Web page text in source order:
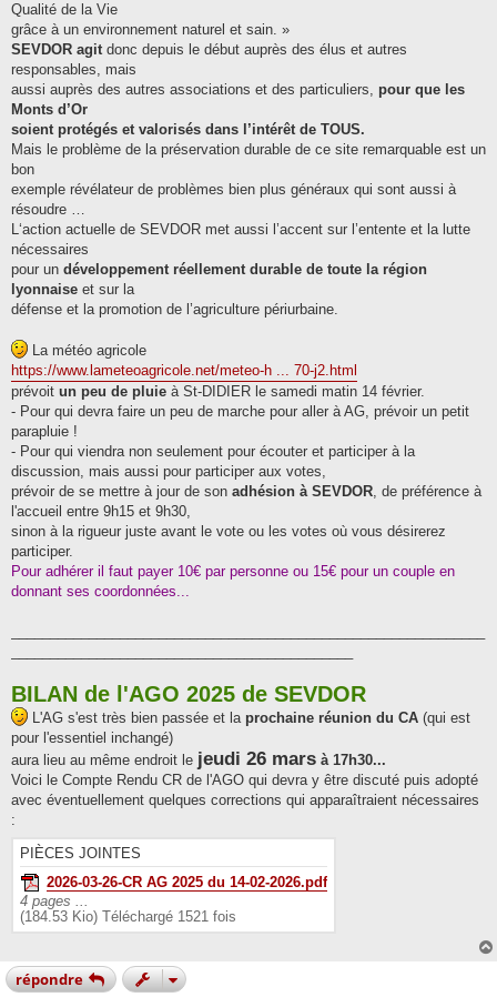
Qualité de la Vie
grâce à un environnement naturel et sain. »
SEVDOR agitdonc depuis le début auprès des élus et autres
responsables, mais
aussi auprès des autres associations et des particuliers, pour que les
Monts d’Or
soient protégés et valorisés dans l’intérêt de TOUS.
Mais le problème de la préservation durable de ce site remarquable est un
bon
exemple révélateur de problèmes bien plus généraux qui sont aussi à
résoudre …
L‘action actuelle de SEVDOR met aussi l’accent sur l’entente et la lutte
nécessaires
pour un développement réellement durable de toute la région
lyonnaise et sur la
défense et la promotion de l’agriculture périurbaine.
La météo agricole
https://www.lameteoagricole.net/meteo-h ... 70-j2.html
prévoit un peu de pluie à St-DIDIER le samedi matin 14 février.
- Pour qui devra faire un peu de marche pour aller à AG, prévoir un petit
parapluie !
- Pour qui viendra non seulement pour écouter et participer à la
discussion, mais aussi pour participer aux votes,
prévoir de se mettre à jour de son adhésion à SEVDOR, de préférence à
l'accueil entre 9h15 et 9h30,
sinon à la rigueur juste avant le vote ou les votes où vous désirerez
participer.
Pour adhérer il faut payer 10€ par personne ou 15€ pour un couple en
donnant ses coordonnées...
BILAN de l'AGO 2025 de SEVDOR
L'AG s'est très bien passée et laprochaine réunion du CA (qui est
pour l'essentiel inchangé)
aura lieu au même endroit le jeudi 26 mars à 17h30...
Voici le Compte Rendu CR de l'AGO qui devra y être discuté puis adopté
avec éventuellement quelques corrections qui apparaîtraient nécessaires
:
PIÈCES JOINTES
2026-03-26-CR AG 2025 du 14-02-2026.pdf
4 pages ...
(184.53 Kio) Téléchargé 1521 fois
répondre